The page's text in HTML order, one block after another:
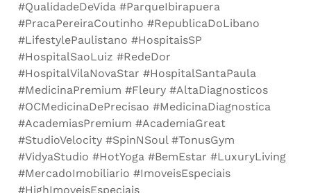
#QualidadeDeVida #ParqueIbirapuera
#PracaPereiraCoutinho #RepublicaDoLibano
#LifestylePaulistano #HospitaisSP
#HospitalSaoLuiz #RedeDor
#HospitalVilaNovaStar #HospitalSantaPaula
#MedicinaPremium #Fleury #AltaDiagnosticos
#OCMedicinaDePrecisao #MedicinaDiagnostica
#AcademiasPremium #AcademiaGreat
#StudioVelocity #SpinNSoul #TonusGym
#VidyaStudio #HotYoga #BemEstar #LuxuryLiving
#MercadoImobiliario #ImoveisEspeciais
#HighImoveisEspeciais